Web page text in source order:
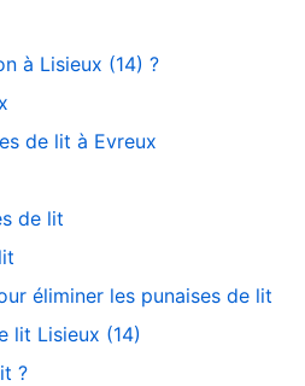
à Lisieux (14) ?
de lit à Evreux
de lit
éliminer les punaises de lit
lit Lisieux (14)
?